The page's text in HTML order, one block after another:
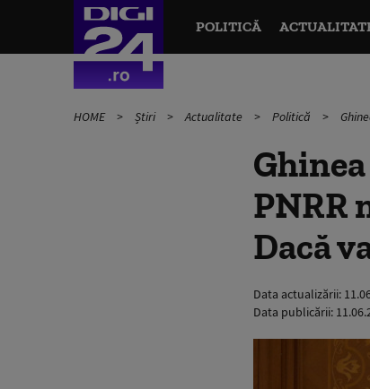
POLITICĂ
HOME Știri Actualitate Politică
PNRR
Dacă
Data actualizării:
Data publicării: